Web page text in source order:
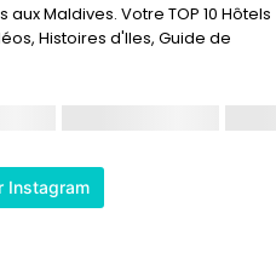
Maldives. Votre TOP 10 Hôtels
Histoires d'Iles, Guide de
Instagram